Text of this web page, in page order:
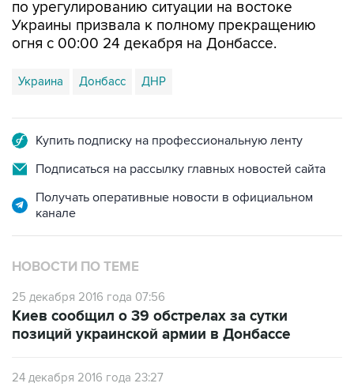
по урегулированию ситуации на востоке
Украины призвала к полному прекращению
огня с 00:00 24 декабря на Донбассе.
Украина Донбасс ДНР
Купить подписку на профессиональную ленту
Подписаться на рассылку главных новостей сайта
Получать оперативные новости в официальном
канале
НОВОСТИ ПО ТЕМЕ
25 декабря 2016 года 07:56
Киев сообщил о 39 обстрелах за сутки
позиций украинской армии в Донбассе
24 декабря 2016 года 23:27